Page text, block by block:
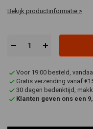
Bekijk productinformatie >
Voor 19:00 besteld,
Gratis verzending vanaf
30 dagen bedenktijd,
Klanten geven ons een